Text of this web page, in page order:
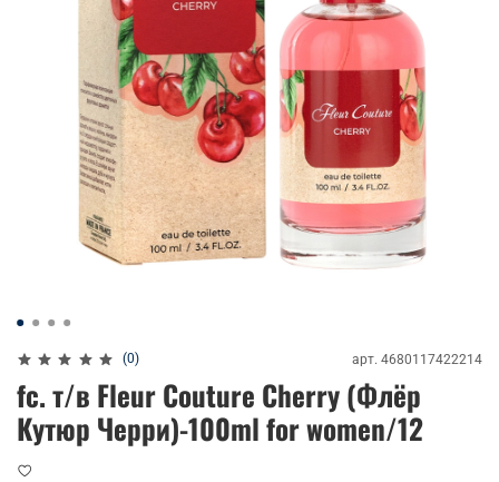
(0) арт. 4680117422214
fc. т/в Fleur Couture Cherry (Флёр
Кутюр Черри)-100ml for women/12